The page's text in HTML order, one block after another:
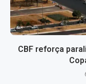
CBF reforça